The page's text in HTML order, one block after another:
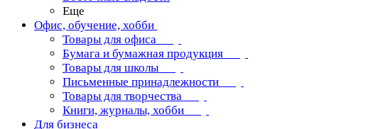
Еще
Офис, обучение, хобби
Товары для офиса
Бумага и бумажная продукция
Товары для школы
Письменные принадлежности
Товары для творчества
Книги, журналы, хобби
Для бизнеса